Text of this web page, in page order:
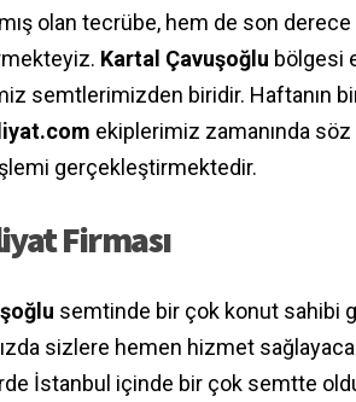
olan tecrübe, hem de son
Kartal Çavuşoğlu bölgesi
semtlerimizden biridir. Haftanın
ekiplerimiz zamanında
gerçekleştirmektedir.
Firması
semtinde bir çok konut sahibi
sizlere hemen hizmet
İstanbul içinde bir çok semtte